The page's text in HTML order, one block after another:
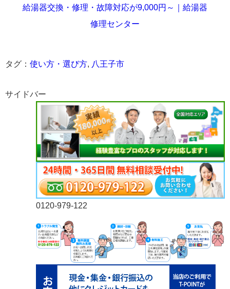
給湯器交換・修理・故障対応が9,000円～｜給湯器
修理センター
タグ： 使い方・選び方, 八王子市
サイドバー
0120-979-122